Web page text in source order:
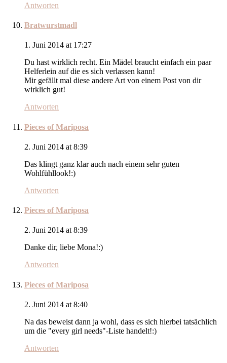
Antworten
Bratwurstmadl
1. Juni 2014 at 17:27
Du hast wirklich recht. Ein Mädel braucht einfach ein paar
Helferlein auf die es sich verlassen kann!
Mir gefällt mal diese andere Art von einem Post von dir
wirklich gut!
Antworten
Pieces of Mariposa
2. Juni 2014 at 8:39
Das klingt ganz klar auch nach einem sehr guten
Wohlfühllook!:)
Antworten
Pieces of Mariposa
2. Juni 2014 at 8:39
Danke dir, liebe Mona!:)
Antworten
Pieces of Mariposa
2. Juni 2014 at 8:40
Na das beweist dann ja wohl, dass es sich hierbei tatsächlich
um die "every girl needs"-Liste handelt!:)
Antworten